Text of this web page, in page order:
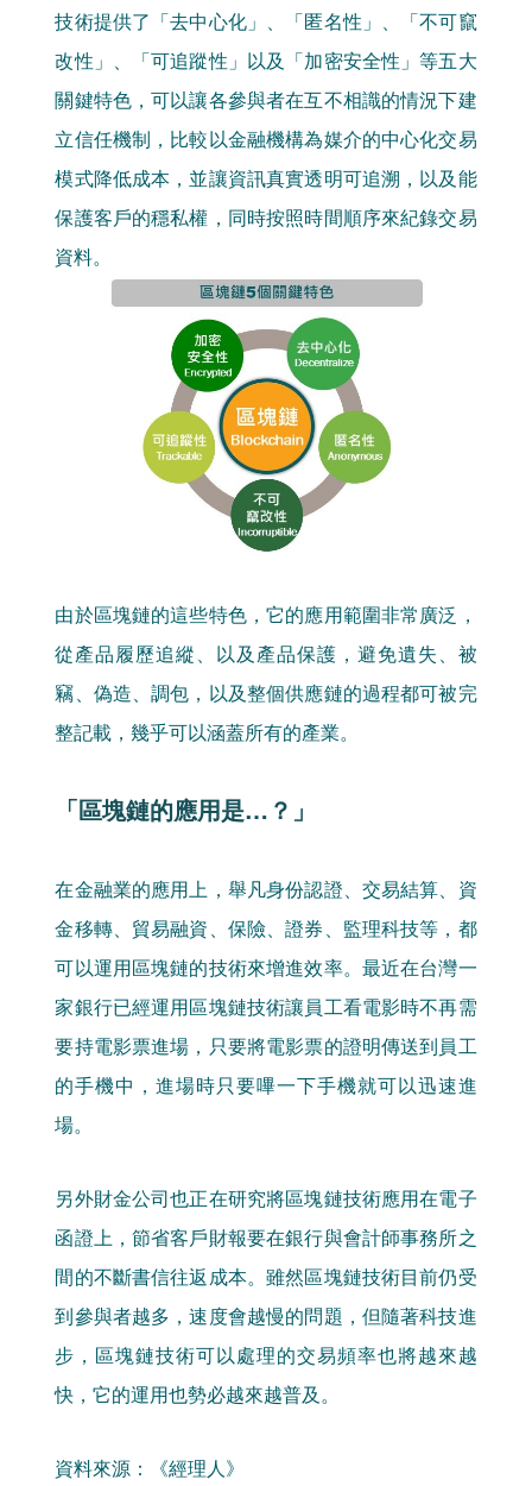
技術提供了「去中心化」、「匿名性」、「不可竄
改性」、「可追蹤性」以及「加密安全性」等五大
關鍵特色，可以讓各參與者在互不相識的情況下建
立信任機制，比較以金融機構為媒介的中心化交易
模式降低成本，並讓資訊真實透明可追溯，以及能
保護客戶的穩私權，同時按照時間順序來紀錄交易
資料。
由於區塊鏈的這些特色，它的應用範圍非常廣泛，
從產品履歷追縱、以及產品保護，避免遺失、被
竊、偽造、調包，以及整個供應鏈的過程都可被完
整記載，幾乎可以涵蓋所有的產業。
「區塊鏈的應用是…？」
在金融業的應用上，舉凡身份認證、交易結算、資
金移轉、貿易融資、保險、證券、監理科技等，都
可以運用區塊鏈的技術來增進效率。最近在台灣一
家銀行已經運用區塊鏈技術讓員工看電影時不再需
要持電影票進場，只要將電影票的證明傳送到員工
的手機中，進場時只要嗶一下手機就可以迅速進
場。
另外財金公司也正在研究將區塊鏈技術應用在電子
函證上，節省客戶財報要在銀行與會計師事務所之
間的不斷書信往返成本。雖然區塊鏈技術目前仍受
到參與者越多，速度會越慢的問題，但隨著科技進
步，區塊鏈技術可以處理的交易頻率也將越來越
快，它的運用也勢必越來越普及。
資料來源：《經理人》